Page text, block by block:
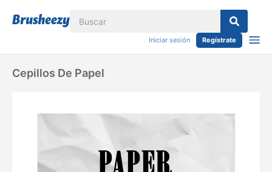
Iniciar sesión Regístrate
Cepillos De Papel